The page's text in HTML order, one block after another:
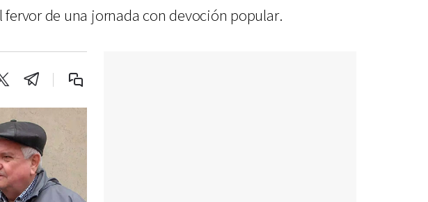
de una jornada con devoción popular.